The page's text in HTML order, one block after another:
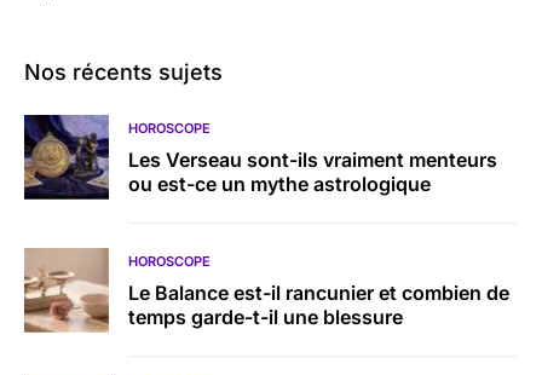
Nos récents sujets
HOROSCOPE
Les Verseau sont-ils vraiment menteurs
ou est-ce un mythe astrologique
HOROSCOPE
Le Balance est-il rancunier et combien de
temps garde-t-il une blessure